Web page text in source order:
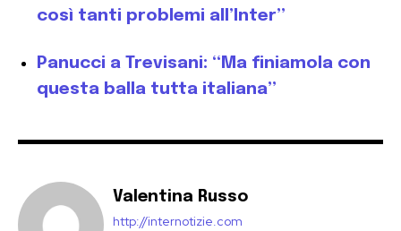
così tanti problemi all’Inter”
Panucci a Trevisani: “Ma finiamola con
questa balla tutta italiana”
Valentina Russo
http://internotizie.com